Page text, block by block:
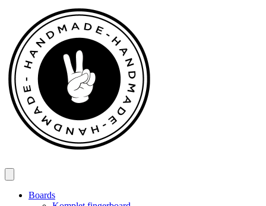
indhold
Boards